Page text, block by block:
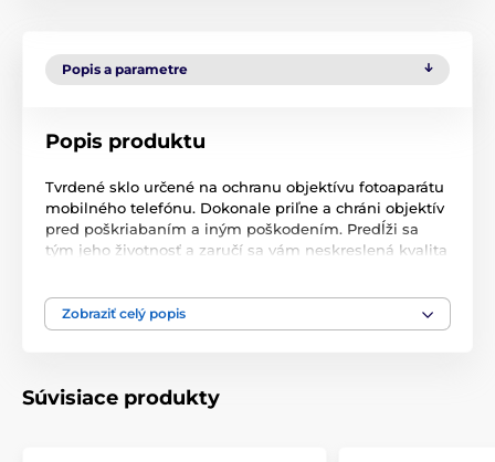
Popis a parametre
Popis produktu
Tvrdené sklo určené na ochranu objektívu fotoaparátu
mobilného telefónu. Dokonale priľne a chráni objektív
pred poškriabaním a iným poškodením. Predĺži sa
tým jeho životnosť a zaručí sa vám neskreslená kvalita
Zobraziť celý popis
Súvisiace produkty